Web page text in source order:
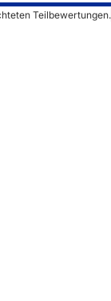
Teilbewertungen.